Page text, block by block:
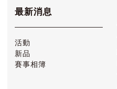
最新消息
活動
新品
賽事相簿